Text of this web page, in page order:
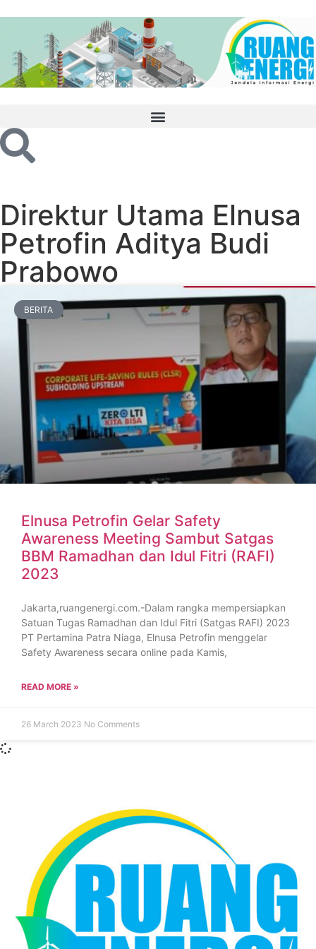
Direktur Utama Elnusa
Petrofin Aditya Budi
Prabowo
BERITA
Elnusa Petrofin Gelar Safety
Awareness Meeting Sambut Satgas
BBM Ramadhan dan Idul Fitri (RAFI)
2023
Jakarta,ruangenergi.com.-Dalam rangka mempersiapkan
Satuan Tugas Ramadhan dan Idul Fitri (Satgas RAFI) 2023
PT Pertamina Patra Niaga, Elnusa Petrofin menggelar
Safety Awareness secara online pada Kamis,
READ MORE »
26 March 2023 No Comments